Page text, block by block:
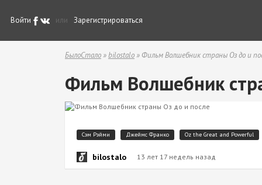
Войти или Зарегистрироваться
БылоСтало »bilostalo » Фильм Волшебник страны Оз до и
Фильм Волшебник
Сэм Рэйми Джеймс Франко Oz the Great and Powerful
bilostalo 13 лет 17 недель назад